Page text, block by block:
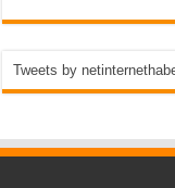
Tweets by